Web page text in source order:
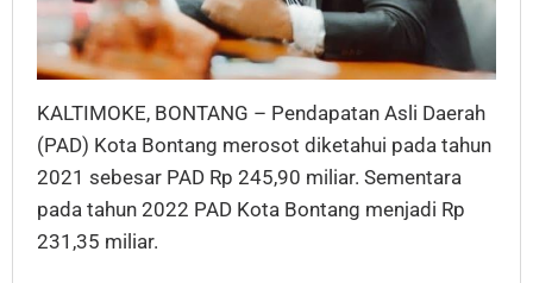
KALTIMOKE, BONTANG – Pendapatan Asli Daerah
(PAD) Kota Bontang merosot diketahui pada tahun
2021 sebesar PAD Rp 245,90 miliar. Sementara
pada tahun 2022 PAD Kota Bontang menjadi Rp
231,35 miliar.